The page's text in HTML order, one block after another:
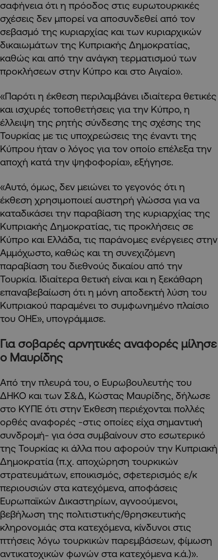
σαφήνεια ότι η πρόοδος στις ευρωτουρκικές
σχέσεις δεν μπορεί να αποσυνδεθεί από τον
σεβασμό της κυριαρχίας και των κυριαρχικών
δικαιωμάτων της Κυπριακής Δημοκρατίας,
καθώς και από την ανάγκη τερματισμού των
προκλήσεων στην Κύπρο και στο Αιγαίο».
«Παρότι η έκθεση περιλαμβάνει ιδιαίτερα θετικές
και ισχυρές τοποθετήσεις για την Κύπρο, η
έλλειψη της ρητής σύνδεσης της σχέσης της
Τουρκίας με τις υποχρεώσεις της έναντι της
Κύπρου ήταν ο λόγος για τον οποίο επέλεξα την
αποχή κατά την ψηφοφορία», εξήγησε.
«Αυτό, όμως, δεν μειώνει το γεγονός ότι η
έκθεση χρησιμοποιεί αυστηρή γλώσσα για να
καταδικάσει την παραβίαση της κυριαρχίας της
Κυπριακής Δημοκρατίας, τις προκλήσεις σε
Κύπρο και Ελλάδα, τις παράνομες ενέργειες στην
Αμμόχωστο, καθώς και τη συνεχιζόμενη
παραβίαση του διεθνούς δικαίου από την
Τουρκία. Ιδιαίτερα θετική είναι και η ξεκάθαρη
επαναβεβαίωση ότι η μόνη αποδεκτή λύση του
Κυπριακού παραμένει το συμφωνημένο πλαίσιο
του ΟΗΕ», υπογράμμισε.
Για σοβαρές αρνητικές αναφορές μίλησε
ο Μαυρίδης
Από την πλευρά του, ο Ευρωβουλευτής του
ΔΗΚΟ και των Σ&Δ, Κώστας Μαυρίδης, δήλωσε
στο ΚΥΠΕ ότι στην Έκθεση περιέχονται πολλές
ορθές αναφορές -στις οποίες είχα σημαντική
συνδρομή- για όσα συμβαίνουν στο εσωτερικό
της Τουρκίας κι άλλα που αφορούν την Κυπριακή
Δημοκρατία (π.χ. αποχώρηση τουρκικών
στρατευμάτων, εποικισμός, σφετερισμός ε/κ
περιουσιών στα κατεχόμενα, αποφάσεις
Ευρωπαϊκών Δικαστηρίων, αγνοούμενοι,
βεβήλωση της πολιτιστικής/θρησκευτικής
κληρονομιάς στα κατεχόμενα, κίνδυνοι στις
πτήσεις λόγω τουρκικών παρεμβάσεων, φίμωση
αντικατοχικών φωνών στα κατεχόμενα κ.ά.)».